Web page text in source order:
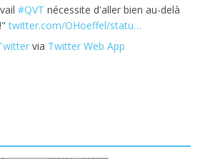
#QVT nécessite d'aller bien au-delà
twitter.com/OHoeffel/statu…
via Twitter Web App